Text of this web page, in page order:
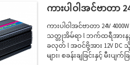
ကားပါဝါအင်ဗာတာ
ကားပါဝါအင်ဗာတာ 24V
သတ္တုအိမ်ရာ l ဘက်ထရီအားနည်
ခလုတ် l အဝင်ဗို့အား 12V DC
များ၊ စခန်းချခြင်းနှင့် မီးပ